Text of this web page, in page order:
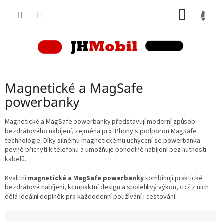
Magnetické a MagSafe
powerbanky
Magnetické a MagSafe powerbanky představují moderní způsob
bezdrátového nabíjení, zejména pro iPhony s podporou MagSafe
technologie. Díky silnému magnetickému uchycení se powerbanka
pevně přichytí k telefonu a umožňuje pohodlné nabíjení bez nutnosti
kabelů.
Kvalitnímagnetické a MagSafe powerbankykombinují praktické
bezdrátové nabíjení, kompaktní design a spolehlivý výkon, což z nich
dělá ideální doplněk pro každodenní používání i cestování.